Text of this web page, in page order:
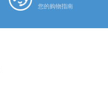
您的购物指南